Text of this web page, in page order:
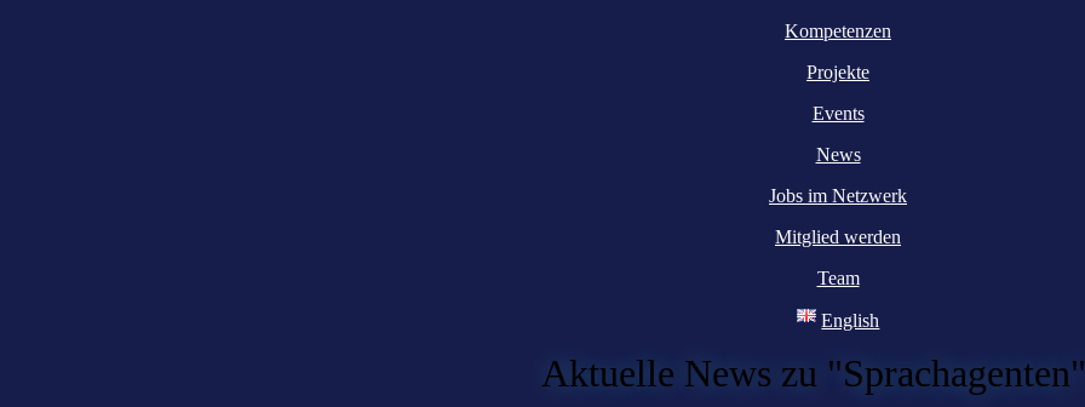
Kompetenzen
Projekte
Events
News
Jobs im Netzwerk
Mitglied werden
Team
English
Aktuelle News zu "Sprachagenten"